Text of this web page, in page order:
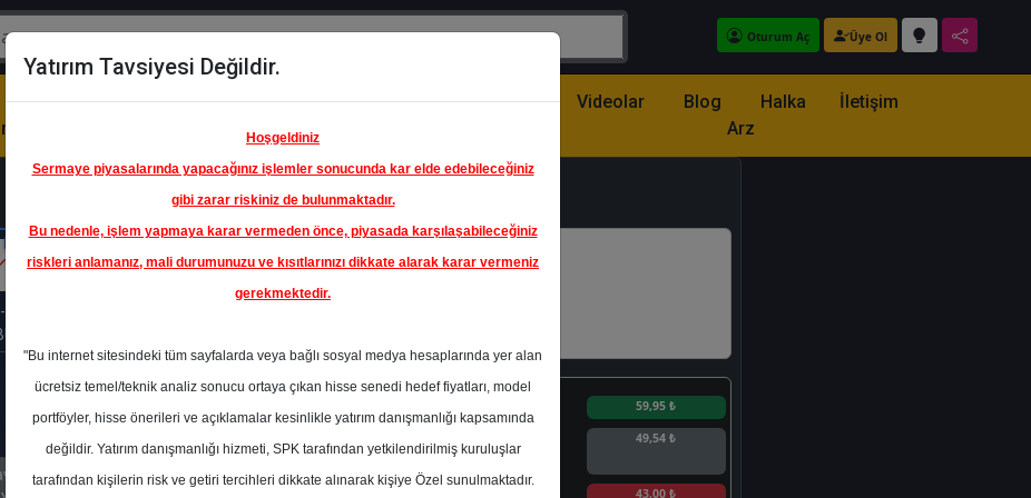
Oturum Aç Üye Ol
Model
Hisse
Öne
Çıkanlar
Raporlar Partnerlerimiz Videolar Blog
Halka
Arz
İletişim
- KARDEMİR
DEMİR
(D)
%0.00 En Yüksek Tahmin 59,95 ₺
Ortalama Fiyat
Tahmini
49,54 ₺
43,00 ₺
Yatırım Tavsiyesi Değildir.
Hoşgeldiniz
Sermaye piyasalarında yapacağınız işlemler sonucunda kar elde edebileceğiniz
gibi zarar riskiniz de bulunmaktadır.
Bu nedenle, işlem yapmaya karar vermeden önce, piyasada karşılaşabileceğiniz
riskleri anlamanız, mali durumunuzu ve kısıtlarınızı dikkate alarak karar vermeniz
gerekmektedir.
"Bu internet sitesindeki tüm sayfalarda veya bağlı sosyal medya hesaplarında yer alan
ücretsiz temel/teknik analiz sonucu ortaya çıkan hisse senedi hedef fiyatları, model
portföyler, hisse önerileri ve açıklamalar kesinlikle yatırım danışmanlığı kapsamında
değildir. Yatırım danışmanlığı hizmeti, SPK tarafından yetkilendirilmiş kuruluşlar
tarafından kişilerin risk ve getiri tercihleri dikkate alınarak kişiye Özel sunulmaktadır.